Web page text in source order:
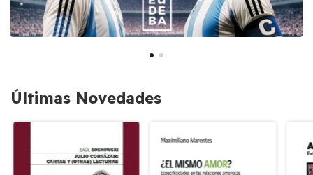
Últimas Novedades